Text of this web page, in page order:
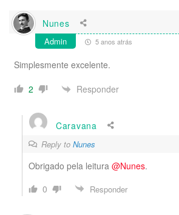
Nunes
Admin 5 anos atrás
Simplesmente excelente.
2
Responder
Caravana
Reply to Nunes
Obrigado pela leitura @Nunes.
0
Responder